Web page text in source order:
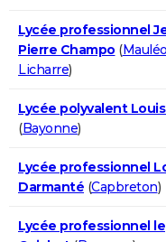
Lycée professionnel
Pierre Champo (
Licharre)
Lycée polyvalent
(Bayonne)
Lycée professionnel
Darmanté (Capbreton)
Lycée professionnel le